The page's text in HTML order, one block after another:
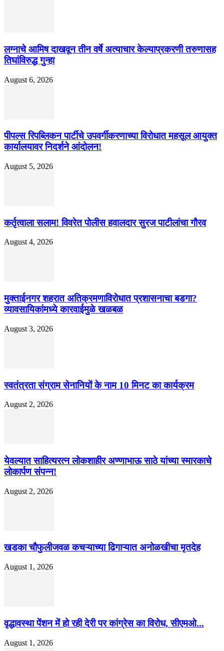
लग्नाचे आमिष दाखवून तीन वर्षे अत्याचार केल्याप्रकरणी तरुणासह
तिघांविरुद्ध गुन्हा
August 6, 2026
पीपल्स रिपब्लिकन पार्टीचे उपवर्गीकरणाच्या विरोधात महसूल आयुक्त
कार्यालयावर निदर्शने आंदोलन!
August 5, 2026
कर्तृत्वाला सलाम! विवरेत पोलीस हवालदार सुरज पाटीलांचा गौरव
August 4, 2026
मुक्ताईनगर शहरात अतिक्रमणाविरोधात प्रशासनाचा बडगा?
व्यावसायिकांमध्ये कारवाईमुळे खळबळ
August 3, 2026
स्वतंत्रता संग्राम सेनानियों के नाम 10 मिनट का कार्यक्रम
August 2, 2026
येवल्यात साहित्यरत्न लोकशाहीर अण्णाभाऊ साठे यांच्या स्मारकाचे
लोकार्पण संपन्न!
August 2, 2026
खडका चौफुलीजवळ कचऱ्याच्या ढिगाऱ्यात अनोळखीचा मृतदेह
August 1, 2026
वृद्धावस्था पेंशन में हो रही देरी पर कांग्रेस का विरोध, सीएमओ...
August 1, 2026